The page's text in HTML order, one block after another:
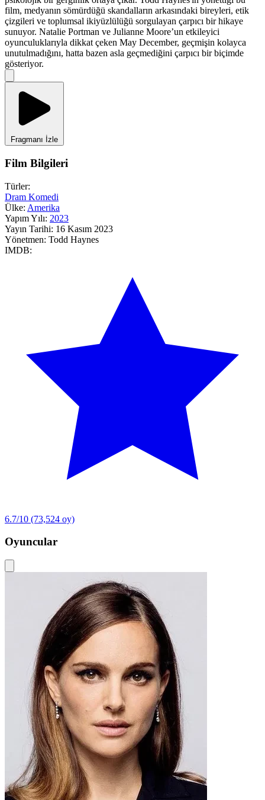
film, medyanın sömürdüğü skandalların arkasındaki bireyleri, etik
çizgileri ve toplumsal ikiyüzlülüğü sorgulayan çarpıcı bir hikaye
sunuyor. Natalie Portman ve Julianne Moore’un etkileyici
oyunculuklarıyla dikkat çeken May December, geçmişin kolayca
unutulmadığını, hatta bazen asla geçmediğini çarpıcı bir biçimde
gösteriyor.
Fragmanı İzle
Film Bilgileri
Türler:
Dram Komedi
Ülke: Amerika
Yapım Yılı: 2023
Yayın Tarihi: 16 Kasım 2023
Yönetmen: Todd Haynes
IMDB:
6.7/10 (73,524 oy)
Oyuncular